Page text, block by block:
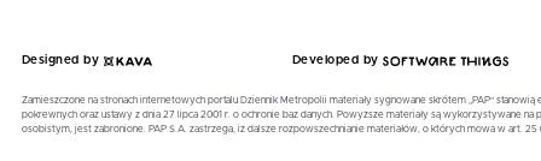
Designed by Developed by
Zamieszczone na stronach internetowych portalu Dziennik Metropolii materiały sygnowane skrótem „PAP”
pokrewnych oraz ustawy z dnia 27 lipca 2001 r. o ochronie baz danych. Powyższe materiały są
osobistym, jest zabronione. PAP S.A. zastrzega, iż dalsze rozpowszechnianie materiałów, o których mowa w art.